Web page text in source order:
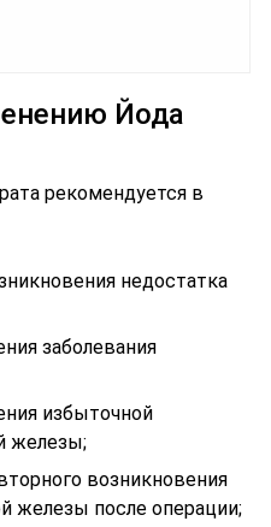
Йода
рекомендуется в
недостатка
заболевания
избыточной
железы;
возникновения
железы после операции;